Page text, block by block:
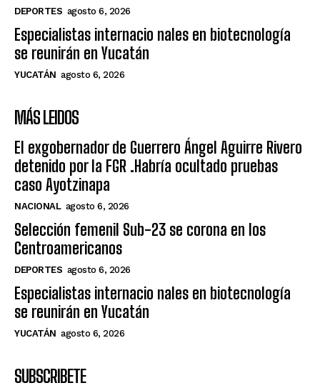
DEPORTES agosto 6, 2026
Especialistas internacio nales en biotecnología
se reunirán en Yucatán
YUCATÁN agosto 6, 2026
MÁS LEIDOS
El exgobernador de Guerrero Ángel Aguirre Rivero
detenido por la FGR .Habría ocultado pruebas
caso Ayotzinapa
NACIONAL agosto 6, 2026
Selección femenil Sub-23 se corona en los
Centroamericanos
DEPORTES agosto 6, 2026
Especialistas internacio nales en biotecnología
se reunirán en Yucatán
YUCATÁN agosto 6, 2026
SUBSCRIBETE